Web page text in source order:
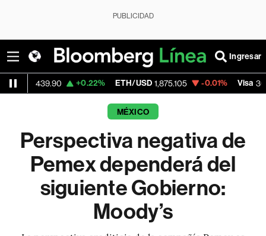
PUBLICIDAD
Ingresar
+0.22% ETH/USD 1,875.105 -0.01% Visa 367.17 -
MÉXICO
Perspectiva negativa de
Pemex dependerá del
siguiente Gobierno:
Moody’s